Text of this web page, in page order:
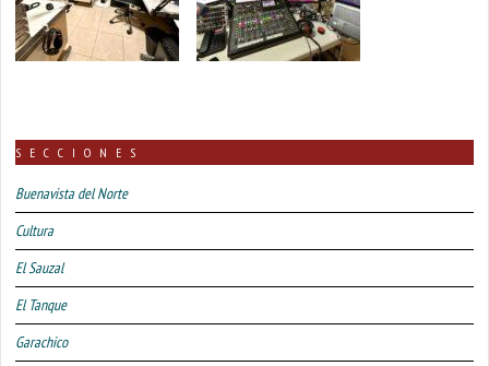
SECCIONES
Buenavista del Norte
Cultura
El Sauzal
El Tanque
Garachico